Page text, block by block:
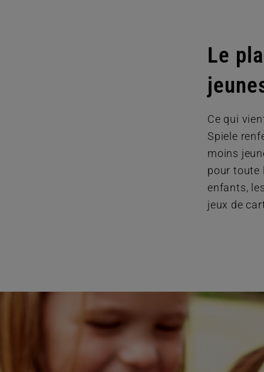
Le
Ce qui
Spiele
moins
pour toute
enfants,
jeux de